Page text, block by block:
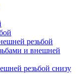
резьбой
и внешней
резьбой снизу